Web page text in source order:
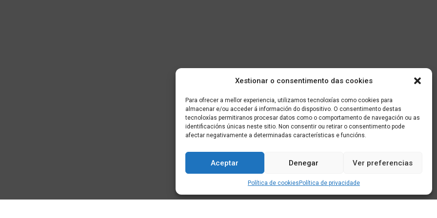
Xestionar o consentimento das cookies
Para ofrecer a mellor experiencia, utilizamos tecnoloxías como cookies para
almacenar e/ou acceder á información do dispositivo. O consentimento destas
tecnoloxías permitiranos procesar datos como o comportamento de navegación ou as
identificacións únicas neste sitio. Non consentir ou retirar o consentimento pode
afectar negativamente a determinadas características e funcións.
Aceptar Denegar Ver preferencias
Política de cookies Política de privacidade